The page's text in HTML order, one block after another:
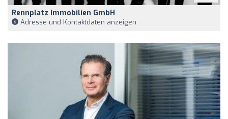
Rennplatz Immobilien GmbH
Adresse und Kontaktdaten anzeigen